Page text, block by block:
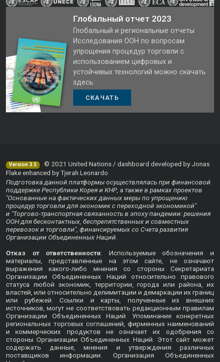
Глобальный отчет 2023
Глобальный и региональные отчеты
Исследования ООН по вопросам
упрощения процедур торговли с
использованием цифровых и
устойчивых технологий можно скачать
здесь:
СКАЧАТЬ
Version 3.5
© 2021 United Nations / dashboard developed by Jonas
Flake enhanced by Tjerah Leonardo
Подготовка данной платформы осуществлялась при финансовой
поддержке Республики Корея и КНР, а также в рамках проектов
"Основанные на фактических данных меры по упрощению
процедур торговли для экономик с переходной экономикой"
и "Торгово-транспортная связанность в эпоху пандемии: решения
ООН для бесконтактных, беспрепятственных и совместных
перевозок и торговли", финансируемых со Счета развития
Организации Объединенных Наций.
Отказ от ответственности: Используемые обозначения и
материалы, представленные на этом сайте, не означают
выражения какого-либо мнения со стороны Секретариата
Организации Объединенных Наций относительно правового
статуса любой экономик, территории, города или района, их
властей, или относительно делимитации и демаркации их границ
или рубежей. Ссылки и карты, полученные из внешних
источников, могут не соответствовать редакционным правилам
Организации Объединенных Наций. Упоминание конкретных
региональных торговых соглашений, фирменных наименований
и коммерческих продуктов не означает их одобрения со
стороны Организации Объединенных Наций. Этот сайт может
содержать данные, мнения и утверждения различных
поставщиков информации. Организация Объединенных